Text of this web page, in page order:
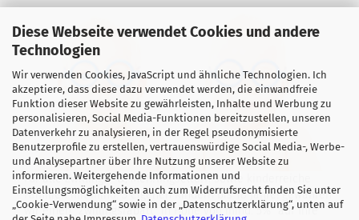
Diese Webseite verwendet Cookies und andere
Technologien
Wir verwenden Cookies, JavaScript und ähnliche Technologien. Ich
akzeptiere, dass diese dazu verwendet werden, die einwandfreie
Funktion dieser Website zu gewährleisten, Inhalte und Werbung zu
personalisieren, Social Media-Funktionen bereitzustellen, unseren
Datenverkehr zu analysieren, in der Regel pseudonymisierte
Benutzerprofile zu erstellen, vertrauenswürdige Social Media-, Werbe-
und Analysepartner über Ihre Nutzung unserer Website zu
informieren. Weitergehende Informationen und
Einstellungsmöglichkeiten auch zum Widerrufsrecht finden Sie unter
„Cookie-Verwendung“ sowie in der „Datenschutzerklärung“, unten auf
Für alle Zwillings- &, Mehrlingseltern sowie kinderreiche
Familien mit mind. 3 eigenen Kindern bis 18 Jahre! gewähren
wir einen "Zwillingsrabatt" in Höhe von mind. 5%* auf Ihre